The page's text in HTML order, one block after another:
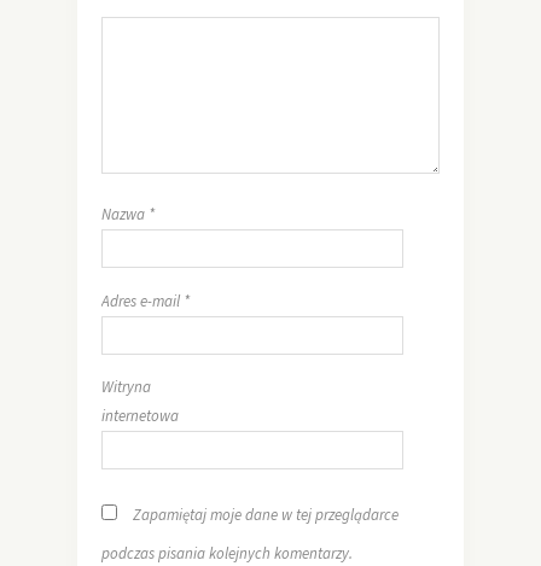
Nazwa *
Adres e-mail *
Witryna
internetowa
Zapamiętaj moje dane w tej przeglądarce
podczas pisania kolejnych komentarzy.